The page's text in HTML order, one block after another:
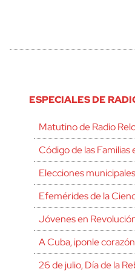
ESPECIALES DE
Matutino de Radio
Código de las Familias
Elecciones
Efemérides de la
Jóvenes en
A Cuba, ¡ponle
26 de julio, Día de la